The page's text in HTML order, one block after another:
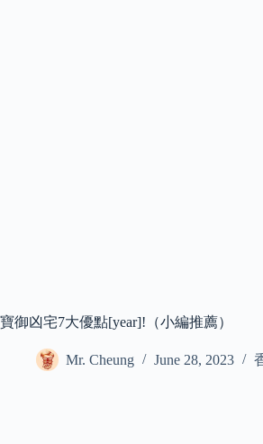
寶御凶宅7大優點[year]!（小編推薦）
Mr. Cheung June 28, 2023